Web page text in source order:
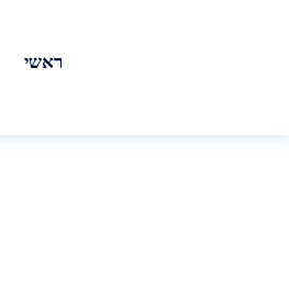
ראשי